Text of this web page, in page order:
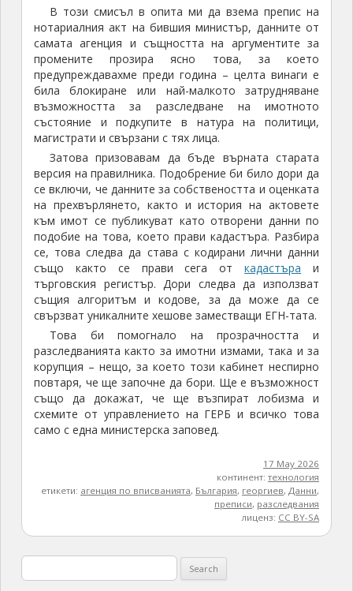
В този смисъл в опита ми да взема препис на
нотариалния акт на бившия министър, данните от
самата агенция и същността на аргументите за
промените прозира ясно това, за което
предупреждавахме преди година – целта винаги е
била блокиране или най-малкото затрудняване
възможността за разследване на имотното
състояние и подкупите в натура на политици,
магистрати и свързани с тях лица.
Затова призовавам да бъде върната старата
версия на правилника. Подобрение би било дори да
се включи, че данните за собствеността и оценката
на прехвърлянето, както и история на актовете
към имот се публикуват като отворени данни по
подобие на това, което прави кадастъра. Разбира
се, това следва да става с кодирани лични данни
също както се прави сега откадастъра и
търговския регистър. Дори следва да използват
същия алгоритъм и кодове, за да може да се
свързват уникалните хешове заместващи ЕГН-тата.
Това би помогнало на прозрачността и
разследванията както за имотни измами, така и за
корупция – нещо, за което този кабинет неспирно
повтаря, че ще започне да бори. Ще е възможност
също да докажат, че ще възпират лобизма и
схемите от управлението на ГЕРБ и всичко това
само с една министерска заповед.
17 May 2026
континент:технология
етикети: агенция по вписванията, България, георгиев, Данни,
преписи, разследвания
лиценз: CC BY-SA
for: